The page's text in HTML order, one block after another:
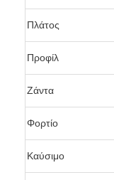
Πλάτος
Προφίλ
Ζάντα
Φορτίο
Καύσιμο